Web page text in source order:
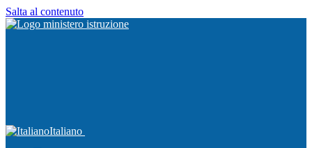
Salta al contenuto
Italiano